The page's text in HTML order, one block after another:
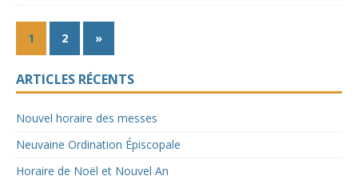
1 2 »
ARTICLES RÉCENTS
Nouvel horaire des messes
Neuvaine Ordination Épiscopale
Horaire de Noël et Nouvel An